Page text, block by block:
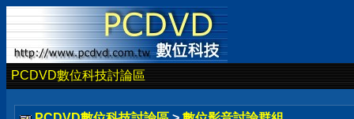
PCDVD數位科技討論區